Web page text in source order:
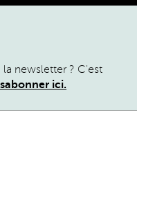
la newsletter ? C'est
ici.